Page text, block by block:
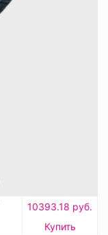
10393.18 руб.
Купить